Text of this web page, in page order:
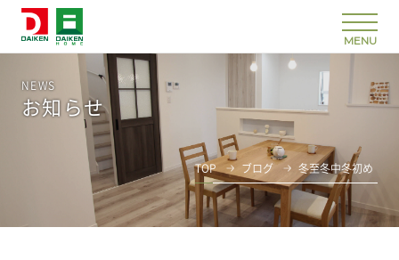
NEWS
お知らせ
TOP ブログ 冬至冬中冬初め